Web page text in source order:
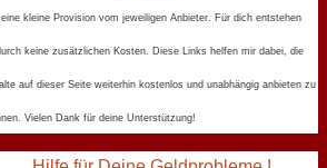
kleine Provision vom jeweiligen Anbieter. Für dich entstehen
keine zusätzlichen Kosten. Diese Links helfen mir dabei, die
auf dieser Seite weiterhin kostenlos und unabhängig anbieten zu
Vielen Dank für deine Unterstützung!